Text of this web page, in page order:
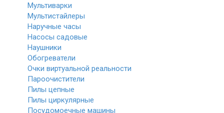
Мультиварки
Мультистайлеры
Наручные часы
Насосы садовые
Наушники
Обогреватели
Очки виртуальной реальности
Пароочистители
Пилы цепные
Пилы циркулярные
Посудомоечные машины